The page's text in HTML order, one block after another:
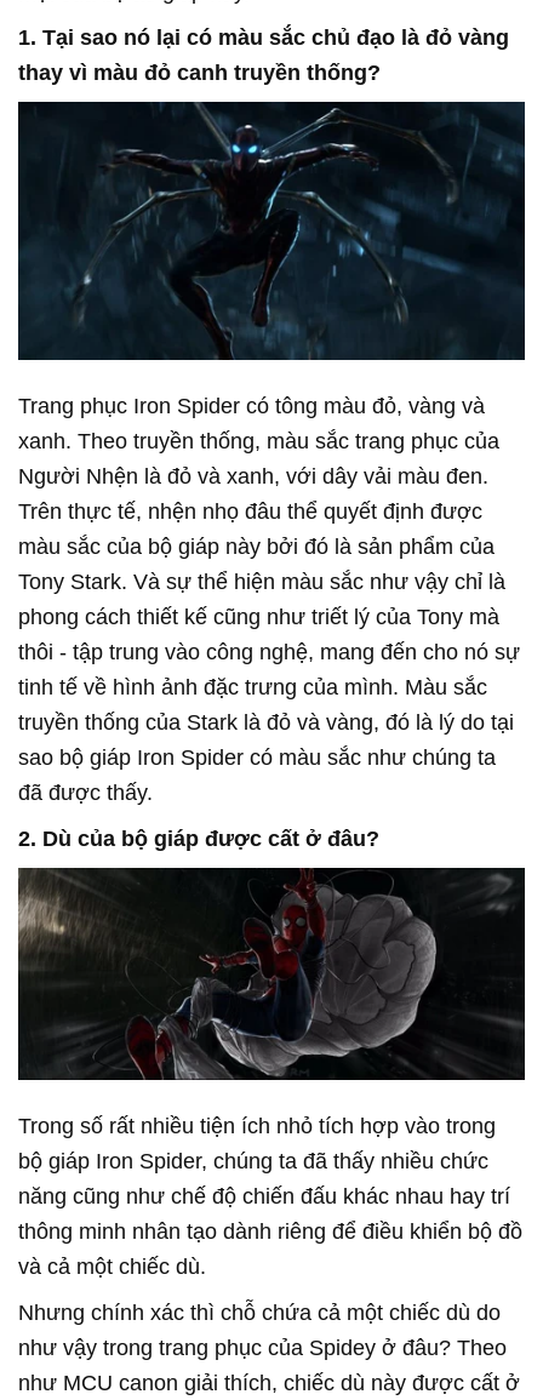
1. Tại sao nó lại có màu sắc chủ đạo là đỏ vàng
thay vì màu đỏ canh truyền thống?
Trang phục Iron Spider có tông màu đỏ, vàng và
xanh. Theo truyền thống, màu sắc trang phục của
Người Nhện là đỏ và xanh, với dây vải màu đen.
Trên thực tế, nhện nhọ đâu thể quyết định được
màu sắc của bộ giáp này bởi đó là sản phẩm của
Tony Stark. Và sự thể hiện màu sắc như vậy chỉ là
phong cách thiết kế cũng như triết lý của Tony mà
thôi - tập trung vào công nghệ, mang đến cho nó sự
tinh tế về hình ảnh đặc trưng của mình. Màu sắc
truyền thống của Stark là đỏ và vàng, đó là lý do tại
sao bộ giáp Iron Spider có màu sắc như chúng ta
đã được thấy.
2. Dù của bộ giáp được cất ở đâu?
Trong số rất nhiều tiện ích nhỏ tích hợp vào trong
bộ giáp Iron Spider, chúng ta đã thấy nhiều chức
năng cũng như chế độ chiến đấu khác nhau hay trí
thông minh nhân tạo dành riêng để điều khiển bộ đồ
và cả một chiếc dù.
Nhưng chính xác thì chỗ chứa cả một chiếc dù do
như vậy trong trang phục của Spidey ở đâu? Theo
như MCU canon giải thích, chiếc dù này được cất ở